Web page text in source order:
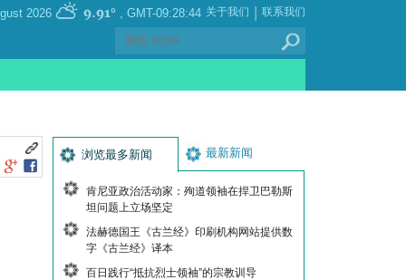
GMT-09:28:44
, Sunday 09 August 2026
9.91° 联系我们
|
关于我们
浏览最多新闻 最新新闻
肯尼亚政治活动家：殉道领袖在捍卫巴勒斯
坦问题上立场坚定
法赫德国王《古兰经》印刷机构网站提供数
字《古兰经》译本
百日践行“抵抗烈士领袖”的宗教训导